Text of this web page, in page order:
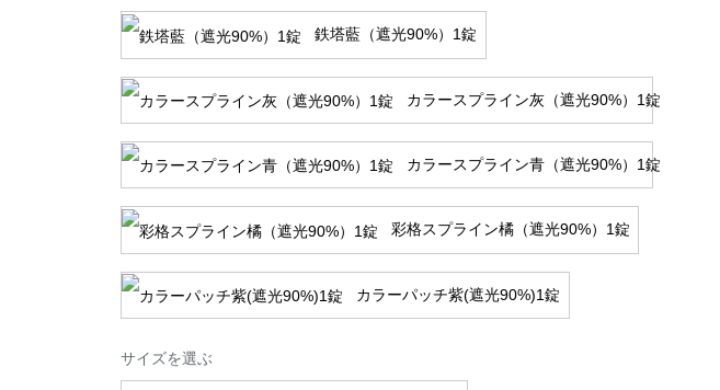
鉄塔藍（遮光90%）1錠
カラースプライン灰（遮光90%）1錠
カラースプライン青（遮光90%）1錠
彩格スプライン橘（遮光90%）1錠
カラーパッチ紫(遮光90%)1錠
サイズを選ぶ